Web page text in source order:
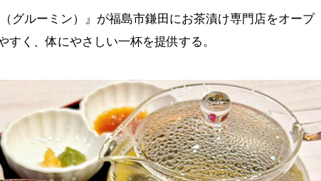
グルーミン）』が福島市鎌田にお茶漬け専門店をオープ
すく、体にやさしい一杯を提供する。